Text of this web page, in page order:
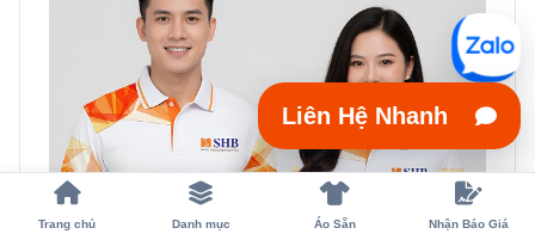
Trang chủ Danh mục Áo Sẵn Nhận Báo Giá
Liên Hệ Nhanh